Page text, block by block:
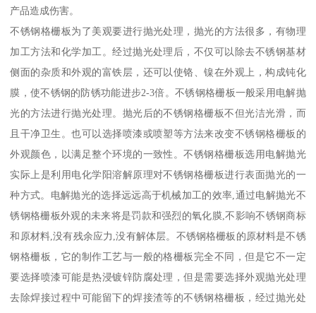
产品造成伤害。
不锈钢格栅板为了美观要进行抛光处理，抛光的方法很多，有物理
加工方法和化学加工。经过抛光处理后，不仅可以除去不锈钢基材
侧面的杂质和外观的富铁层，还可以使铬、镍在外观上，构成钝化
膜，使不锈钢的防锈功能进步2-3倍。不锈钢格栅板一般采用电解抛
光的方法进行抛光处理。抛光后的不锈钢格栅板不但光洁光滑，而
且干净卫生。也可以选择喷漆或喷塑等方法来改变不锈钢格栅板的
外观颜色，以满足整个环境的一致性。不锈钢格栅板选用电解抛光
实际上是利用电化学阳溶解原理对不锈钢格栅板进行表面抛光的一
种方式。电解抛光的选择远远高于机械加工的效率,通过电解抛光不
锈钢格栅板外观的未来将是罚款和强烈的氧化膜,不影响不锈钢商标
和原材料,没有残余应力,没有解体层。不锈钢格栅板的原材料是不锈
钢格栅板，它的制作工艺与一般的格栅板完全不同，但是它不一定
要选择喷漆可能是热浸镀锌防腐处理，但是需要选择外观抛光处理
去除焊接过程中可能留下的焊接渣等的不锈钢格栅板，经过抛光处